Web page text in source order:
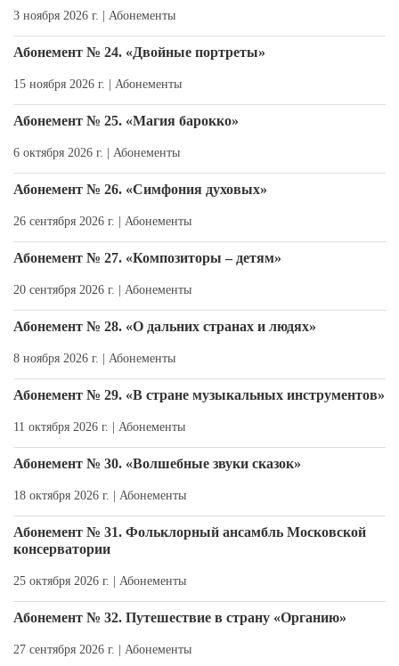
3 ноября 2026 г. | Абонементы
Абонемент № 24. «Двойные портреты»
15 ноября 2026 г. | Абонементы
Абонемент № 25. «Магия барокко»
6 октября 2026 г. | Абонементы
Абонемент № 26. «Симфония духовых»
26 сентября 2026 г. | Абонементы
Абонемент № 27. «Композиторы – детям»
20 сентября 2026 г. | Абонементы
Абонемент № 28. «О дальних странах и людях»
8 ноября 2026 г. | Абонементы
Абонемент № 29. «В стране музыкальных инструментов»
11 октября 2026 г. | Абонементы
Абонемент № 30. «Волшебные звуки сказок»
18 октября 2026 г. | Абонементы
Абонемент № 31. Фольклорный ансамбль Московской
консерватории
25 октября 2026 г. | Абонементы
Абонемент № 32. Путешествие в страну «Органию»
27 сентября 2026 г. | Абонементы